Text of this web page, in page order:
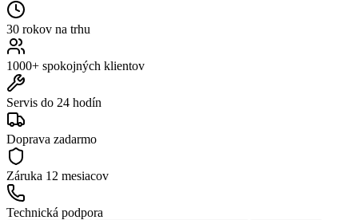
30 rokov na trhu
1000+ spokojných klientov
Servis do 24 hodín
Doprava zadarmo
Záruka 12 mesiacov
Technická podpora